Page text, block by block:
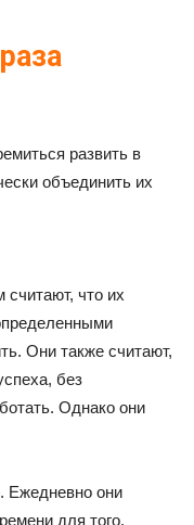
развить в
объединить их
что их
Они также считают,
без
Однако они
Ежедневно они
для того,